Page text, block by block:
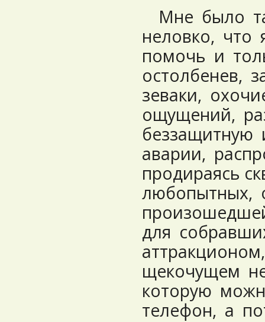
Мне было
неловко,
помочь и
остолбенев,
зеваки,
ощущений,
аварии,
продираясь
любопытных,
для
щекочущем
которую
телефон, а